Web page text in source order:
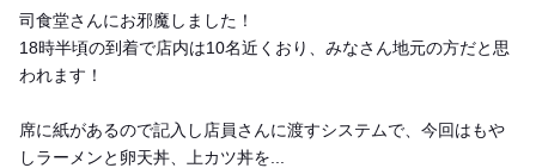
司食堂さんにお邪魔しました！
18時半頃の到着で店内は10名近くおり、みなさん地元の方だと思
われます！
席に紙があるので記入し店員さんに渡すシステムで、今回はもや
しラーメンと卵天丼、上カツ丼を...